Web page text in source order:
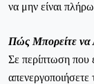
να μην είναι
Πώς Μπορείτε να
Σε περίπτωση που
απενεργοποιήσετε